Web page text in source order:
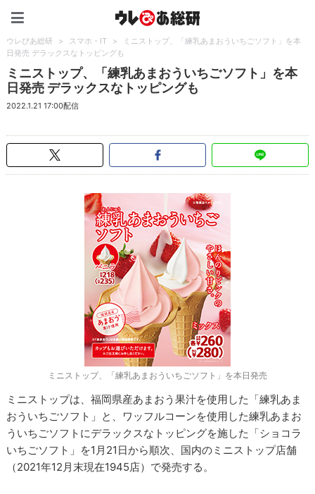
ウレぴあ総研 > スマホ・IT >
ミニストップ、「練乳あまおういちごソフト」を本
日発売 デラックスなトッピングも
ミニストップ、「練乳あまおういちごソフト」を本
日発売 デラックスなトッピングも
2022.1.21 17:00配信
ミニストップ、「練乳あまおういちごソフト」を本日発売
ミニストップは、福岡県産あまおう果汁を使用した「練乳あま
おういちごソフト」と、ワッフルコーンを使用した練乳あまお
ういちごソフトにデラックスなトッピングを施した「ショコラ
いちごソフト」を1月21日から順次、国内のミニストップ店舗
（2021年12月末現在1945店）で発売する。